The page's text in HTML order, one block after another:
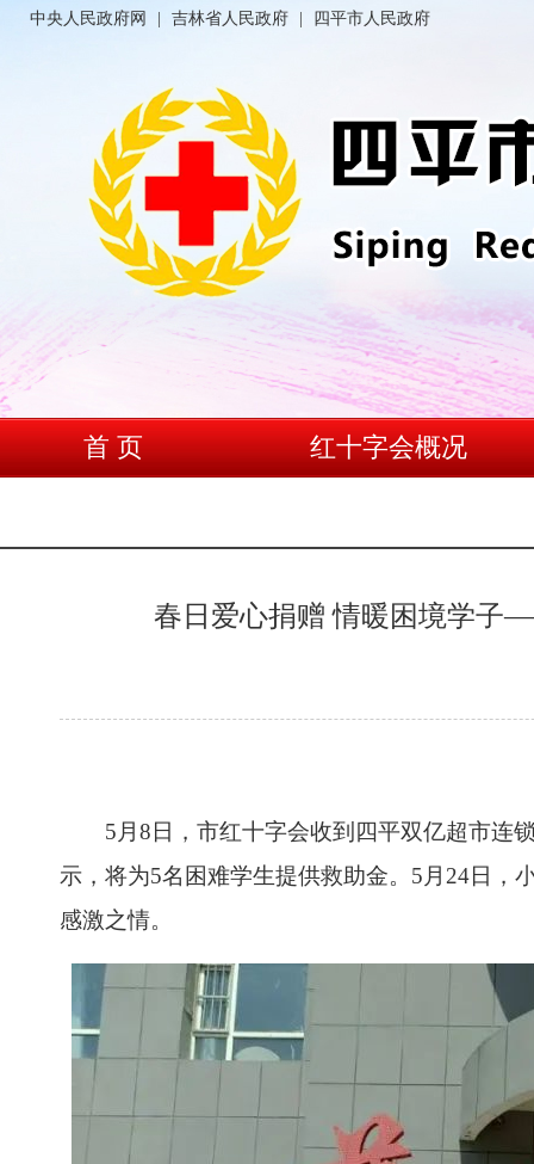
中央人民政府网 吉林省人民政府 四平市人民政府
首 页 红十字会概况
春日爱心捐赠 情暖困境学子
5月8日，市红十字会收到四平双亿超市连锁
示，将为5名困难学生提供救助金。5月24日，
感激之情。